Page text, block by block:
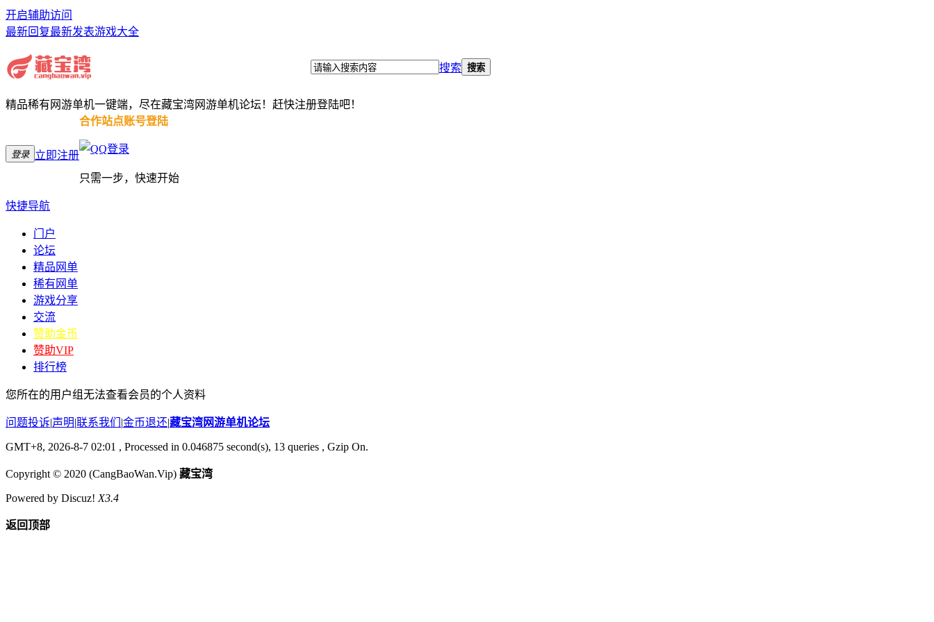
开启辅助访问
最新回复最新发表游戏大全
搜索 搜索
精品稀有网游单机一键端，尽在藏宝湾网游单机论坛！赶快注册登陆吧！
登录 立即注册
合作站点账号登陆
只需一步，快速开始
快捷导航
门户
论坛
精品网单
稀有网单
游戏分享
交流
赞助金币
赞助VIP
排行榜
您所在的用户组无法查看会员的个人资料
问题投诉|声明|联系我们 |金币退还|藏宝湾网游单机论坛
GMT+8, 2026-8-7 02:01 , Processed in 0.046875 second(s), 13 queries , Gzip On.
Copyright © 2020 (CangBaoWan.Vip) 藏宝湾
Powered by Discuz! X3.4
返回顶部